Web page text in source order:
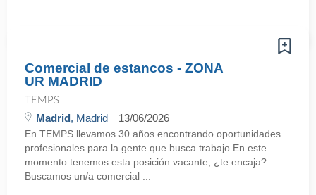
Comercial de estancos - ZONA
UR MADRID
TEMPS
Madrid, Madrid 13/06/2026
En TEMPS llevamos 30 años encontrando oportunidades
profesionales para la gente que busca trabajo.En este
momento tenemos esta posición vacante, ¿te encaja?
Buscamos un/a comercial ...